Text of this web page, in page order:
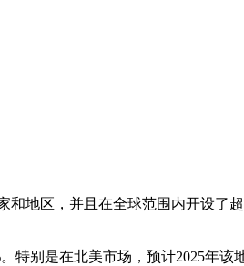
地区，并且在全球范围内开设
特别是在北美市场，预计2025年